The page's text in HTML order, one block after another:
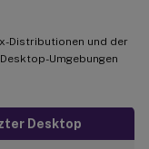
Distributionen und der
Umgebungen
Desktop